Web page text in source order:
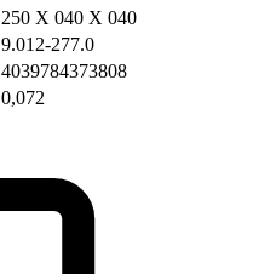
250 X 040 X 040
9.012-277.0
4039784373808
0,072